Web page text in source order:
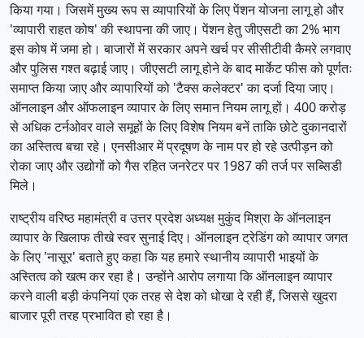
किया गया। जिसमें मुख्य रूप स व्यापारियों के लिए पेंशन योजना लागू हो और
'व्यापारी राहत कोष' की स्थापना की जाए। पेंशन हेतु जीएसटी का 2% भाग
इस कोष में जमा हो। बाजारों में सरकार अपने खर्च पर सीसीटीवी कैमरे लगवाए
और पुलिस गश्त बढ़ाई जाए। जीएसटी लागू होने के बाद मार्केट फीस को पूर्णतः
समाप्त किया जाए और व्यापारियों को 'टैक्स कलेक्टर' का दर्जा दिया जाए।
ऑनलाइन और ऑफलाइन व्यापार के लिए समान नियम लागू हों। 400 करोड़
से अधिक टर्नओवर वाले समूहों के लिए विशेष नियम बनें ताकि छोटे दुकानदारों
का अस्तित्व बचा रहे। एनसीआर में प्रदूषण के नाम पर हो रहे उत्पीड़न को
रोका जाए और उद्योगों को गैस रहित जनरेटर पर 1987 की तर्ज पर सब्सिडी
मिले।
राष्ट्रीय वरिष्ठ महामंत्री व उत्तर प्रदेश अध्यक्ष मुकुंद मिश्रा के ऑनलाइन
व्यापार के खिलाफ तीखे स्वर सुनाई दिए। ऑनलाइन ट्रेडिंग को व्यापार जगत
के लिए 'नासूर' बताते हुए कहा कि यह हमारे स्थानीय व्यापारी भाइयों के
अस्तित्व को खत्म कर रहा है। उन्होंने आरोप लगाया कि ऑनलाइन व्यापार
करने वाली बड़ी कंपनियां एक तरह से देश को धोखा दे रही हैं, जिससे खुदरा
बाजार पूरी तरह प्रभावित हो रहा है।